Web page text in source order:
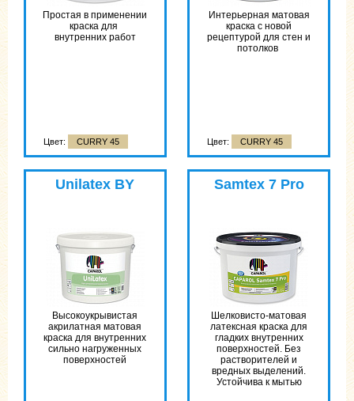
Простая в применении
краска для
внутренних работ
Цвет: CURRY 45
Интерьерная матовая
краска с новой
рецептурой для стен и
потолков
Цвет: CURRY 45
Unilatex BY
Высоко­укрывистая
акрилатная матовая
краска для внутренних
сильно нагруженных
поверхностей
Samtex 7 Pro
Шелковисто-матовая
латексная краска для
гладких внутренних
поверхностей. Без
растворителей и
вредных выделений.
Устойчива к мытью